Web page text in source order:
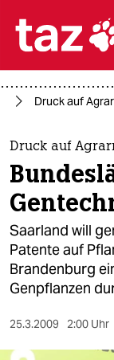
themen
politik
öko
gesellschaft
kultur
sport
Druck auf
Druck auf
Saarland will
Patente auf
Brandenburg
Genpflanzen
25.3.2009 2:00 Uhr